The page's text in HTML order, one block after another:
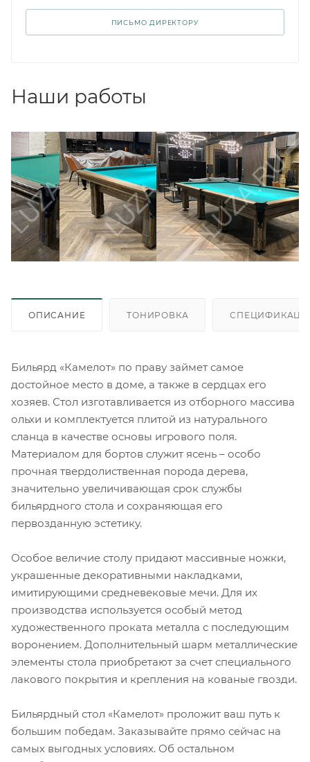
ПИСЬМО ДИРЕКТОРУ
Наши работы
ОПИСАНИЕ ТОНИРОВКА
Бильярд «Камелот» по праву займет самое
достойное место в доме, а также в сердцах его
хозяев. Стол изготавливается из отборного массива
ольхи и комплектуется плитой из натурального
сланца в качестве основы игрового поля.
Материалом для бортов служит ясень – особо
прочная твердолиственная порода дерева,
значительно увеличивающая срок службы
бильярдного стола и сохраняющая его
первозданную эстетику.
Особое величие столу придают массивные ножки,
украшенные декоративными накладками,
имитирующими средневековые мечи. Для их
производства используется особый метод
художественного проката металла с последующим
воронением. Дополнительный шарм металлические
элементы стола приобретают за счет специального
лакового покрытия и крепления на кованые гвозди.
Бильярдный стол «Камелот» проложит ваш путь к
большим победам. Заказывайте прямо сейчас на
самых выгодных условиях. Об остальном